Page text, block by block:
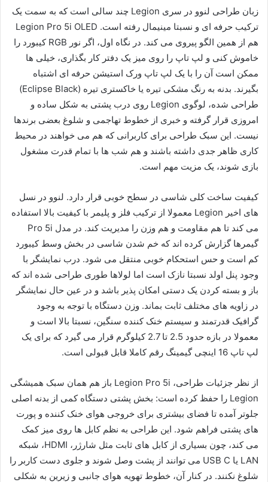
زبان طراحی لنوو در سری Legion چند سالی است که به سمت یک
ترکیب حرفه ای و نسبتا مینیمال رفته است. Legion Pro 5i OLED
هم از همین الگو پیروی می کند. در نگاه اول، اگر نور RGB کیبورد را
خاموش کنی و لپ تاپ را روی میز یک دفتر کار بگذاری، خیلی ها
ممکن است آن را با یک لپ تاپ ورک استیشن حرفه ای اشتباه
بگیرند. بدنه به رنگ مشکی تیره یا خاکستری تیره (Eclipse Black)
طراحی شده، لوگوی Legion روی درب پشتی به شکل ساده و
امروزی قرار گرفته و خبری از خطوط تهاجمی و شلوغ بعضی برندها
نیست. این سبک طراحی برای کاربرانی که هم می خواهند در محیط
کاری ظاهر جدی داشته باشند و هم شب ها با تمام قدرت مشغول
بازی شوند، یک مزیت مهم است.
کیفیت ساخت کلی شاسی در سطح خوبی قرار دارد. لنوو در نسل
های اخیر Legion معمولا از ترکیب فلز و پلیمر با کیفیت بالا استفاده
می کند تا هم مقاومت و هم وزن را مدیریت کند. در مدل Pro 5i
گیمرها گزارش کرده اند که خم شدن شاسی در بخش وسط کیبورد
کم است و حس استحکام خوبی منتقل می شود. درب نمایشگر با
وجود پنل اولد نسبتا نازک است اما لولاها طوری طراحی شده اند که
باز و بسته کردن یک دستی امکان پذیر باشد و در عین حال نمایشگر
در زاویه های مختلف ثابت بماند. وزن دستگاه با توجه به وجود
گرافیک قدرتمند و سیستم خنک کننده سنگین، نسبتا بالا است و
معمولا در بازه حدود 2.5 تا 2.7 کیلوگرم قرار می گیرد که برای یک
لپ تاپ 16 اینچی گیمینگ رقم کاملا قابل قبولی است.
از نظر جزئیات طراحی، Legion Pro 5i باز هم همان سبک همیشگی
Legion را حفظ کرده است: بخش پشتی دستگاه کمی از بدنه اصلی
جلوتر آمده تا فضای بیشتری برای خروجی هوای خنک کننده و پورت
های پشتی فراهم شود. این طراحی به نظم کابل ها روی میز کمک
می کند، چون بسیاری از کابل های ثابت مثل شارژر، HDMI، شبکه
LAN یا USB C می توانند از پشت وصل شوند و جلوی دست کاربر را
شلوغ نکنند. در کنار آن، خطوط تهویه هوای جانبی و زیرین به شکلی